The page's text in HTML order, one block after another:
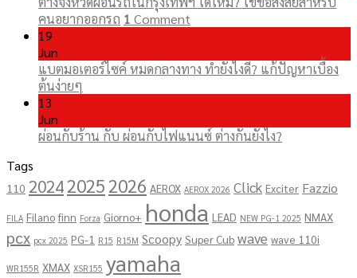
คนอยากออกรถ 1 Comment
19
Jun
แบตมอเตอร์ไซค์ หมดกลางทาง ทำยังไงดี? แก้ปัญหาเบื้อง
ต้นง่ายๆ
13
Jun
ผ่อนกับร้าน กับ ผ่อนกับไฟแนนซ์ ต่างกันยังไง?
Tags
110 202420252026 AEROX AEROX 2026 Click Exciter Fazzio
FILA Filano finn Forza Giorno+ honda LEAD NEW PG-1 2025 NMAX
pcx pcx 2025 PG-1 R15 R15M Scoopy Super Cub wave wave 110i
WR155R XMAX XSR155 yamaha